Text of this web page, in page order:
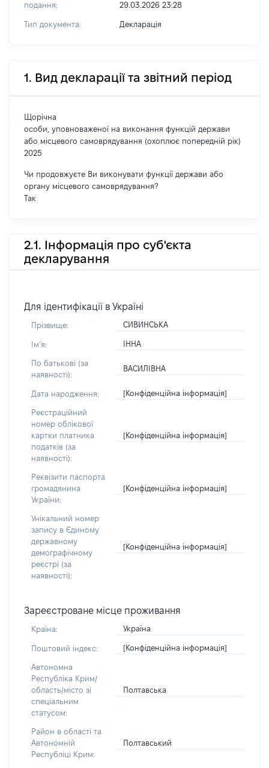
подання:
29.03.2026 23:28
Тип документа: Декларація
1. Вид декларації та звітний період
Щорічна
особи, уповноваженої на виконання функцій держави
або місцевого самоврядування (охоплює попередній рік)
2025
Чи продовжуєте Ви виконувати функції держави або
органу місцевого самоврядування?
Так
2.1. Інформація про суб'єкта
декларування
Для ідентифікації в Україні
Прізвище: СИВИНСЬКА
Імʼя: ІННА
По батькові (за
наявності):
ВАСИЛІВНА
Дата народження: [Конфіденційна інформація]
Реєстраційний
номер облікової
картки платника
податків (за
наявності):
[Конфіденційна інформація]
Реквізити паспорта
громадянина
України:
[Конфіденційна інформація]
Унікальний номер
запису в Єдиному
державному
демографічному
реєстрі (за
наявності):
[Конфіденційна інформація]
Зареєстроване місце проживання
Країна: Україна
Поштовий індекс: [Конфіденційна інформація]
Автономна
Республіка Крим/
область/місто зі
спеціальним
статусом:
Полтавська
Район в області та
Автономній
Республіці Крим:
Полтавський